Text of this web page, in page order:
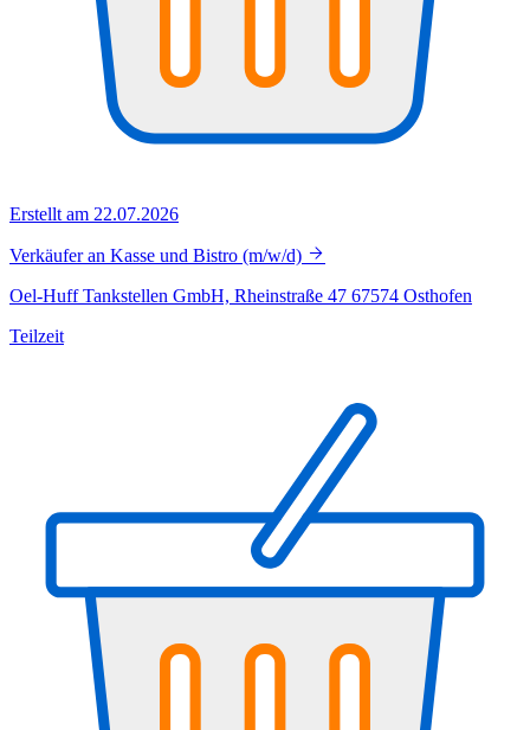
Erstellt am 22.07.2026
Verkäufer an Kasse und Bistro (m/w/d)
Oel-Huff Tankstellen GmbH, Rheinstraße 47 67574 Osthofen
Teilzeit